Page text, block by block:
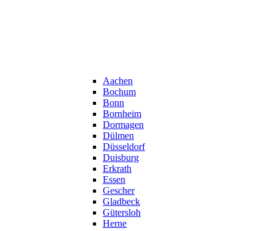
Aachen
Bochum
Bonn
Bornheim
Dormagen
Dülmen
Düsseldorf
Duisburg
Erkrath
Essen
Gescher
Gladbeck
Gütersloh
Herne